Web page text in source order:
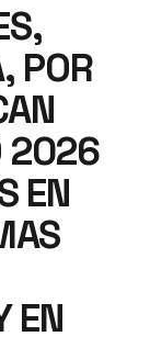
POR
2026
EN
EN